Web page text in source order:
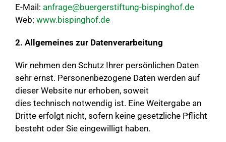
E-Mail: anfrage@buergerstiftung-bispinghof.de
Web: www.bispinghof.de
2. Allgemeines zur Datenverarbeitung
Wir nehmen den Schutz Ihrer persönlichen Daten
sehr ernst. Personenbezogene Daten werden auf
dieser Website nur erhoben, soweit
dies technisch notwendig ist. Eine Weitergabe an
Dritte erfolgt nicht, sofern keine gesetzliche Pflicht
besteht oder Sie eingewilligt haben.